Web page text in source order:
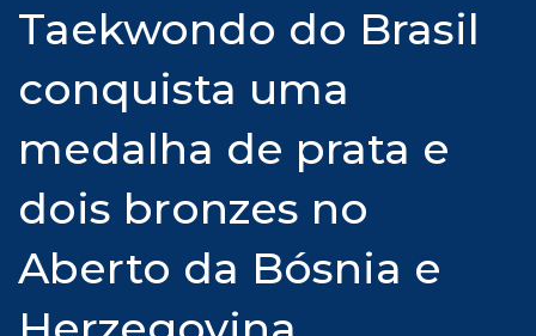
Taekwondo do Brasil
conquista uma
medalha de prata e
dois bronzes no
Aberto da Bósnia e